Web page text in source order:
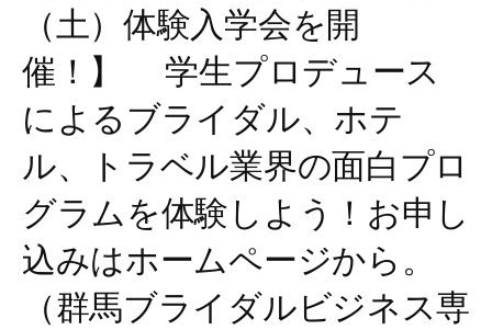
（土）体験入学会を開
催！】 学生プロデュース
によるブライダル、ホテ
ル、トラベル業界の面白プロ
グラムを体験しよう！お申し
込みはホームページから。
（群馬ブライダルビジネス専